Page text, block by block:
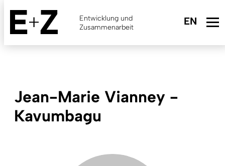
Skip
main
content
Entwicklung und
Zusammenarbeit
Jean-Marie Vianney ­
Kavumbagu